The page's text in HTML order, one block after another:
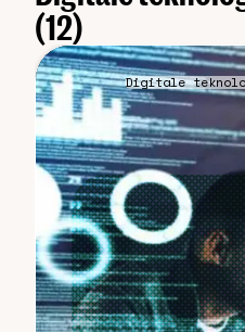
(12)
Digitale